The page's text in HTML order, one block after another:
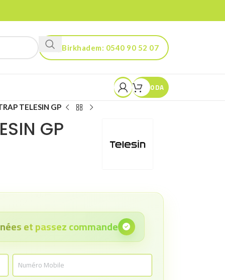
Birkhadem: 0540 90 52 07
Kouba: 0560 90 52 03
0DA
TELESIN GP
GP
et passez commande